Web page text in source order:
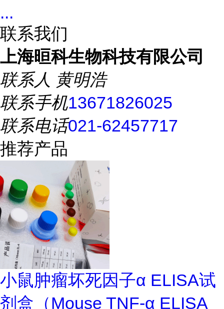
...
联系我们
上海晅科生物科技有限公司
联系人 黄明浩
联系手机13671826025
联系电话021-62457717
推荐产品
小鼠肿瘤坏死因子α ELISA试
剂盒（Mouse TNF-α ELISA